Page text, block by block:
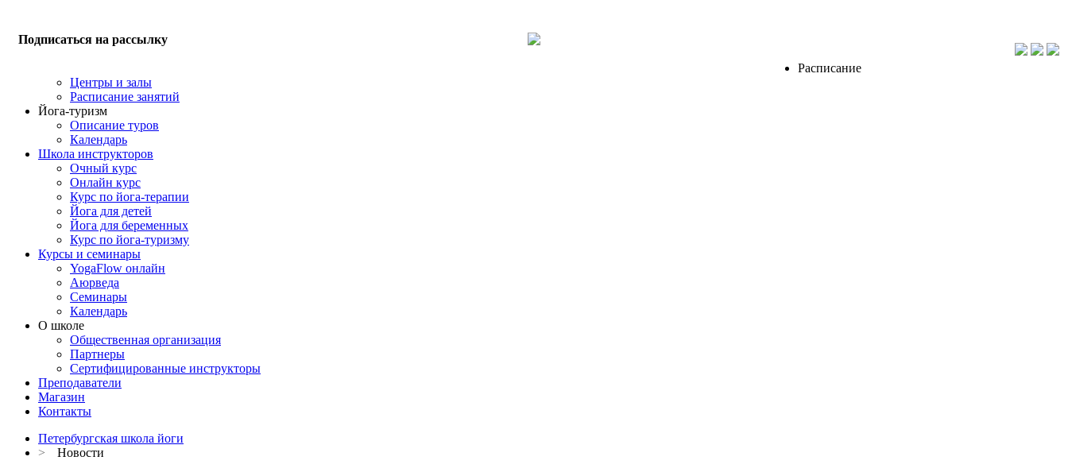
Подписаться на рассылку
Расписание
Центры и залы
Расписание занятий
Йога-туризм
Описание туров
Календарь
Школа инструкторов
Очный курс
Онлайн курс
Курс по йога-терапии
Йога для детей
Йога для беременных
Курс по йога-туризму
Курсы и семинары
YogaFlow онлайн
Аюрведа
Семинары
Календарь
О школе
Общественная организация
Партнеры
Сертифицированные инструкторы
Преподаватели
Магазин
Контакты
Петербургская школа йоги
>
Новости